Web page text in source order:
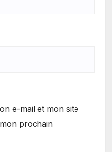
e-mail et mon site
prochain